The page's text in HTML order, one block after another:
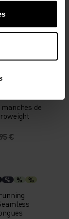
Insulator
de
€
% % %